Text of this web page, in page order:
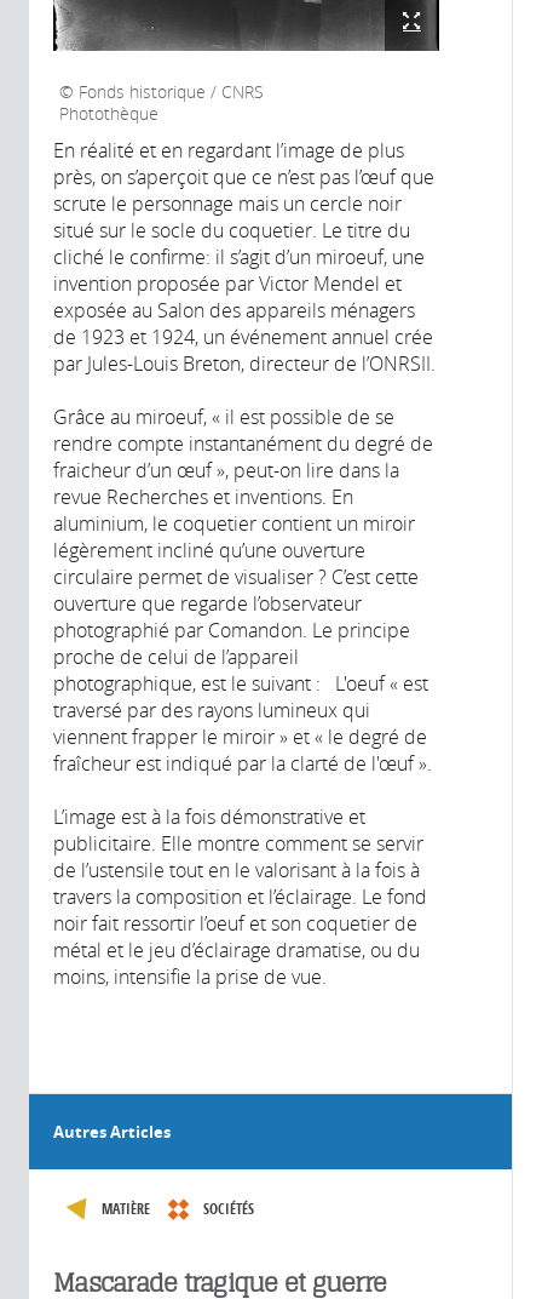
Fonds historique / CNRS
Photothèque
En réalité et en regardant l’image de plus
près, on s’aperçoit que ce n’est pas l’œuf que
scrute le personnage mais un cercle noir
situé sur le socle du coquetier. Le titre du
cliché le confirme: il s’agit d’un miroeuf, une
invention proposée par Victor Mendel et
exposée au Salon des appareils ménagers
de 1923 et 1924, un événement annuel crée
par Jules-Louis Breton, directeur de l’ONRSII.
Grâce au miroeuf, « il est possible de se
rendre compte instantanément du degré de
fraicheur d’un œuf », peut-on lire dans la
revue Recherches et inventions. En
aluminium, le coquetier contient un miroir
légèrement incliné qu’une ouverture
circulaire permet de visualiser ? C’est cette
ouverture que regarde l’observateur
photographié par Comandon. Le principe
proche de celui de l’appareil
photographique, est le suivant : L'oeuf « est
traversé par des rayons lumineux qui
viennent frapper le miroir » et « le degré de
fraîcheur est indiqué par la clarté de l'œuf ».
L’image est à la fois démonstrative et
publicitaire. Elle montre comment se servir
de l’ustensile tout en le valorisant à la fois à
travers la composition et l’éclairage. Le fond
noir fait ressortir l’oeuf et son coquetier de
métal et le jeu d’éclairage dramatise, ou du
moins, intensifie la prise de vue.
Autres Articles
MATIÈRE SOCIÉTÉS
Mascarade tragique et guerre